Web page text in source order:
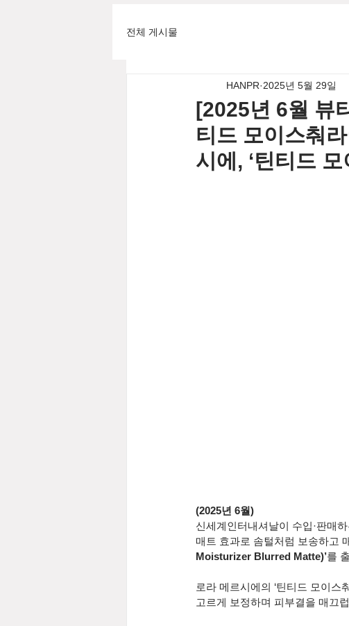
전체 게시물
[2025년 6월 뷰
티드 모이스춰
시에, ‘틴티드
HANPR 2025년 5월 29일
(2025년 6월)
신세계인터내셔날이 수입·판매
매트 효과로 솜털처럼 보송하고
Moisturizer Blurred Matte)’를
로라 메르시에의 ‘틴티드 모이
고르게 보정하며 피부결을 매끄